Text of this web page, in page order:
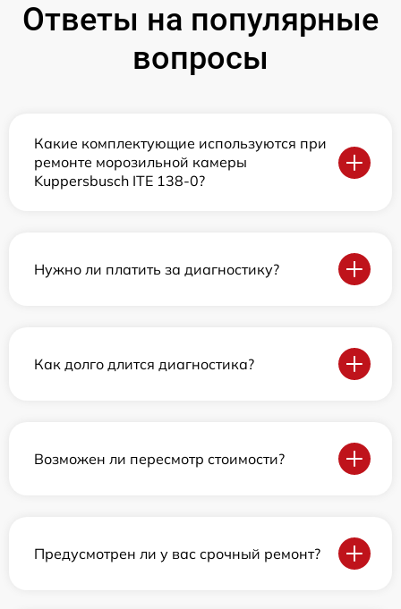
Ответы на популярные
вопросы
Какие комплектующие используются при
ремонте морозильной камеры
Kuppersbusch ITE 138-0?
Нужно ли платить за диагностику?
Как долго длится диагностика?
Возможен ли пересмотр стоимости?
Предусмотрен ли у вас срочный ремонт?